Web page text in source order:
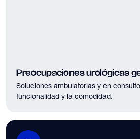
Preocupaciones urológicas
Soluciones ambulatorias y en
funcionalidad y la comodidad.